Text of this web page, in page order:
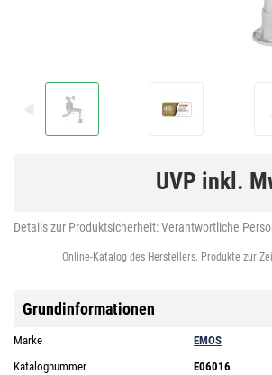
UVP inkl.
Details zur Produktsicherheit:Verantwortliche
Online-Katalog des Herstellers. Produkte zur
Grundinformationen
Marke
EMOS
Katalognummer
E06016